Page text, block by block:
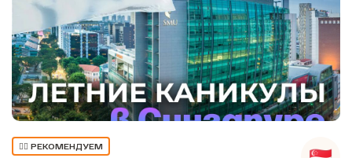
👍🏼 РЕКОМЕНДУЕМ